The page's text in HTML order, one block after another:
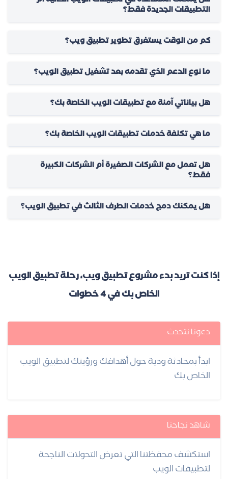
التطبيقات الجديدة فقط؟
كم من الوقت يستغرق تطوير تطبيق ويب؟
ما نوع الدعم الذي تقدمه بعد تشغيل تطبيق الويب؟
هل بياناتي آمنة مع تطبيقات الويب الخاصة بك؟
ما هي تكلفة خدمات تطبيقات الويب الخاصة بك؟
هل تعمل مع الشركات الصغيرة أم الشركات الكبيرة
فقط؟
هل يمكنك دمج خدمات الطرف الثالث في تطبيق الويب؟
إذا كنت تريد بدء مشروع تطبيق ويب، رحلة تطبيق الويب
الخاص بك في 4 خطوات
دعونا نتحدث
ابدأ بمحادثة ودية حول أهدافك ورؤيتك لتطبيق الويب
الخاص بك
شاهد نجاحنا
استكشف محفظتنا التي تعرض التحولات الناجحة
لتطبيقات الويب